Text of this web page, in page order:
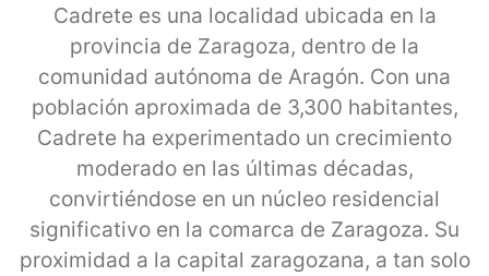
Cadrete es una localidad ubicada en la
provincia de Zaragoza, dentro de la
comunidad autónoma de Aragón. Con una
población aproximada de 3,300 habitantes,
Cadrete ha experimentado un crecimiento
moderado en las últimas décadas,
convirtiéndose en un núcleo residencial
significativo en la comarca de Zaragoza. Su
proximidad a la capital zaragozana, a tan solo